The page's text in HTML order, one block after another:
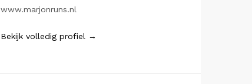
www.marjonruns.nl
Bekijk volledig profiel →